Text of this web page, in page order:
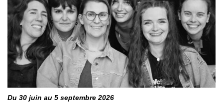
Du 30 juin au 5 septembre 2026